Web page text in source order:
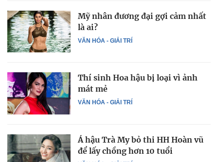
VĂN HÓA - GIẢI TRÍ
Mỹ nhân đương đại gợi cảm nhất
là ai?
VĂN HÓA - GIẢI TRÍ
Thí sinh Hoa hậu bị loại vì ảnh
mát mẻ
Á hậu Trà My bỏ thi HH Hoàn vũ
để lấy chồng hơn 10 tuổi